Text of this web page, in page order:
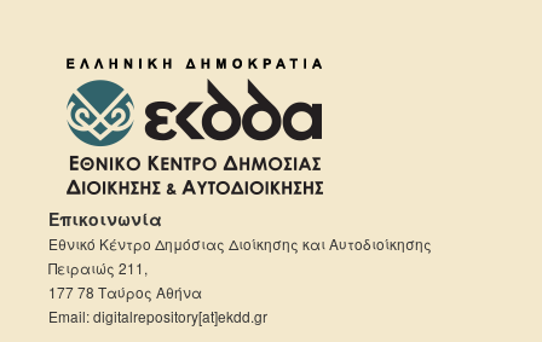
Επικοινωνία
Εθνικό Κέντρο Δημόσιας Διοίκησης και Αυτοδιοίκησης
Πειραιώς 211,
177 78 Ταύρος Αθήνα
Email: digitalrepository[at]ekdd.gr